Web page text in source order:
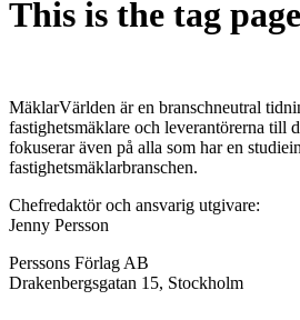
This is the tag page
MäklarVärlden är en branschneutral
fastighetsmäklare och leverantörerna till
fokuserar även på alla som har en
fastighetsmäklarbranschen.
Chefredaktör och ansvarig utgivare:
Jenny Persson
Perssons Förlag AB
Drakenbergsgatan 15, Stockholm